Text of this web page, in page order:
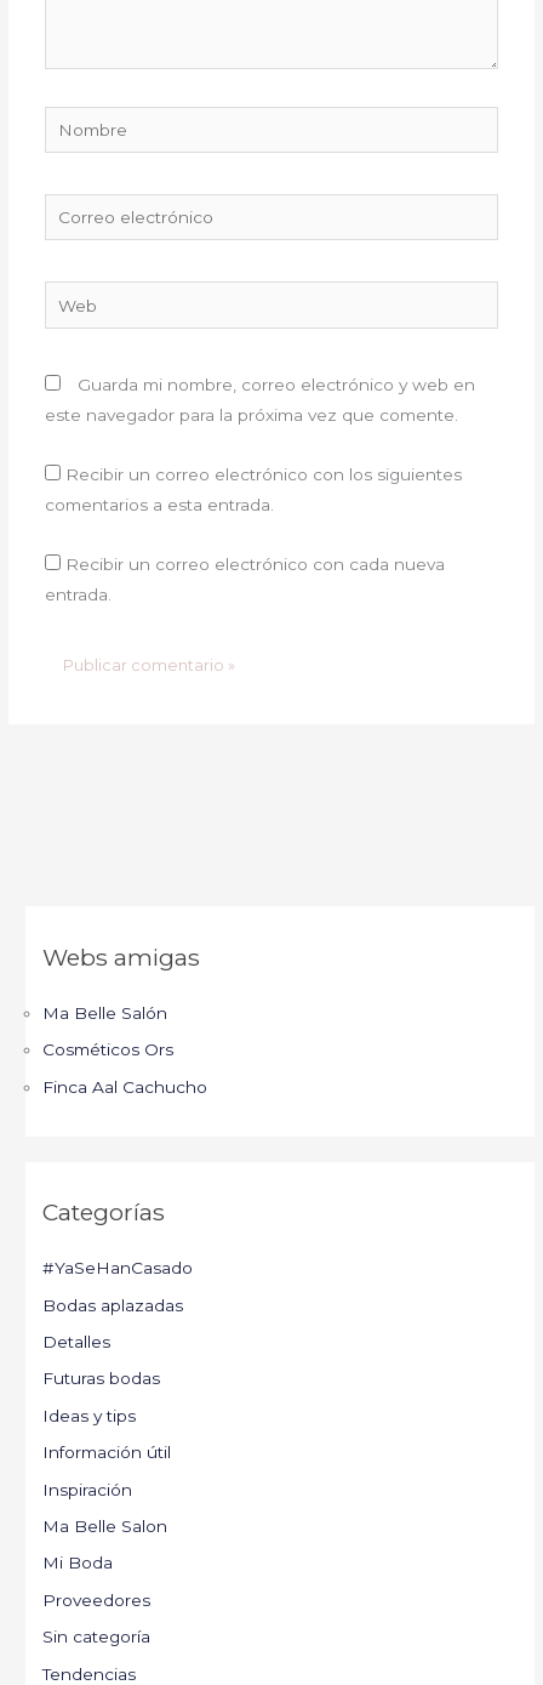
Nombre
electrónico
Guarda mi nombre, correo electrónico y web en
este navegador para la próxima vez que comente.
Recibir un correo electrónico con los siguientes
comentarios a esta entrada.
Recibir un correo electrónico con cada nueva
entrada.
Webs amigas
Ma Belle Salón
Cosméticos Ors
Finca Aal Cachucho
Categorías
#YaSeHanCasado
Bodas aplazadas
Detalles
Futuras bodas
Ideas y tips
Información útil
Inspiración
Ma Belle Salon
Mi Boda
Proveedores
Sin categoría
Tendencias